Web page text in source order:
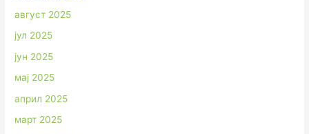
август 2025
јул 2025
јун 2025
мај 2025
април 2025
март 2025